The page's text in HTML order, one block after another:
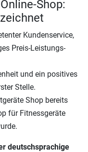
Shop:
Kundenservice,
Preis-Leistungs-
und ein positives
Stelle.
Shop bereits
für Fitnessgeräte
deutschsprachige